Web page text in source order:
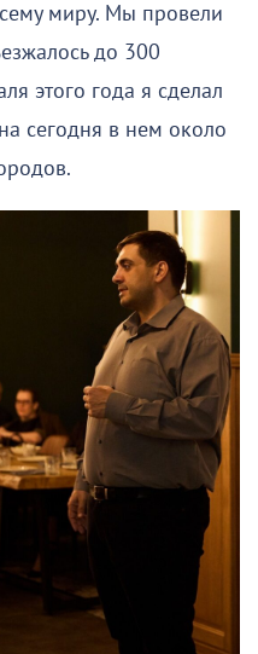
миру. Мы провели
до 300
этого года я сделал
сегодня в нем около